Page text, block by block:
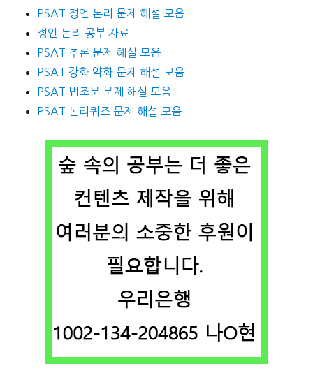
PSAT 정언 논리 문제 해설 모음
정언 논리 공부 자료
PSAT 추론 문제 해설 모음
PSAT 강화 약화 문제 해설 모음
PSAT 법조문 문제 해설 모음
PSAT 논리퀴즈 문제 해설 모음